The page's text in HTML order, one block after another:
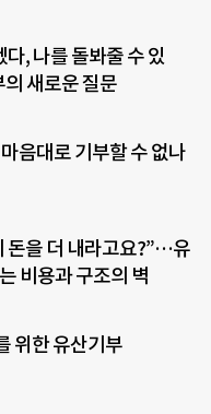
, 나를 돌봐줄 수 있
새로운 질문
음대로 기부할 수 없나
돈을 더 내라고요?”…유
비용과 구조의 벽
위한 유산기부